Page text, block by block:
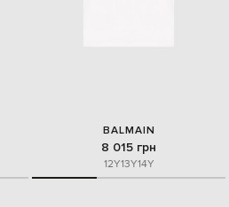
BALMAIN
8 015 грн
12Y13Y14Y